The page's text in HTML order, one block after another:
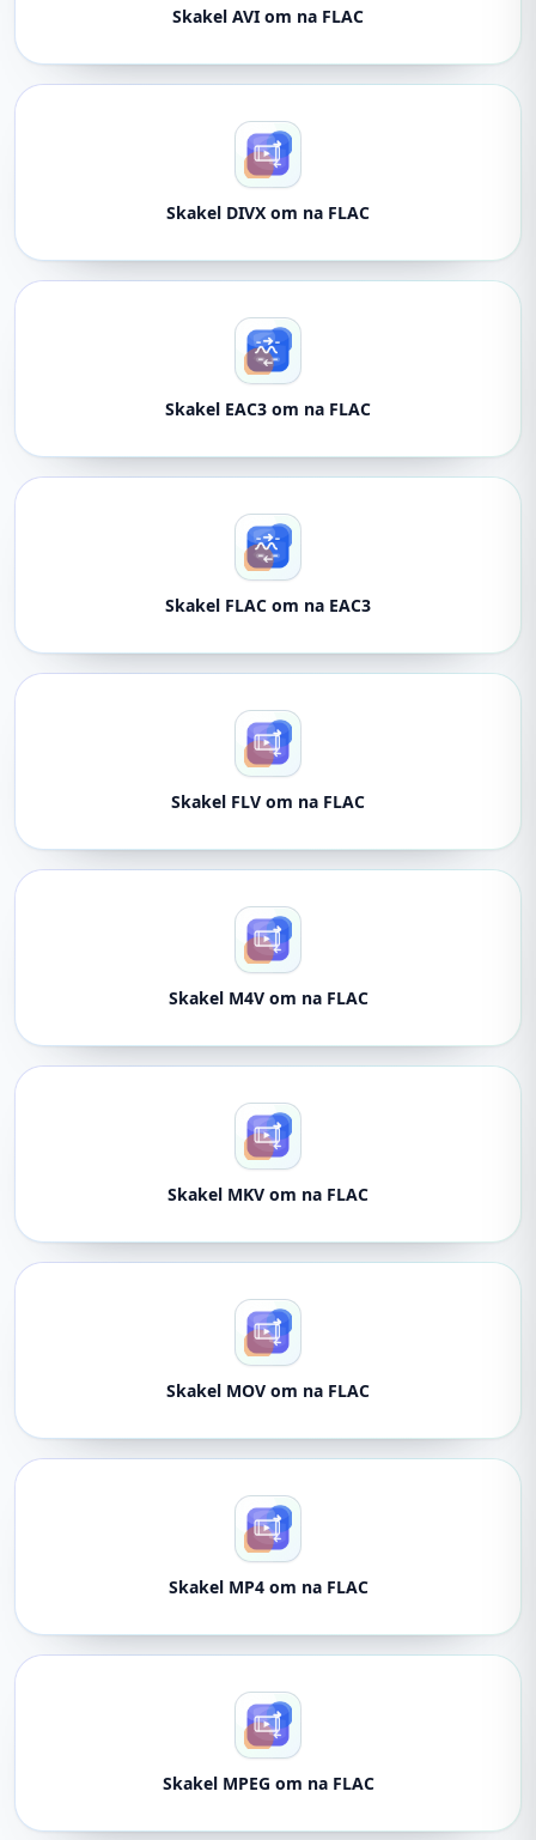
Skakel AVI om na FLAC
Skakel DIVX om na FLAC
Skakel EAC3 om na FLAC
Skakel FLAC om na EAC3
Skakel FLV om na FLAC
Skakel M4V om na FLAC
Skakel MKV om na FLAC
Skakel MOV om na FLAC
Skakel MP4 om na FLAC
Skakel MPEG om na FLAC